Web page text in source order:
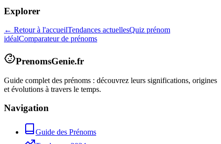
Explorer
← Retour à l'accueilTendances actuellesQuiz prénom
idéalComparateur de prénoms
PrenomsGenie.fr
Guide complet des prénoms : découvrez leurs significations, origines
et évolutions à travers le temps.
Navigation
Guide des Prénoms